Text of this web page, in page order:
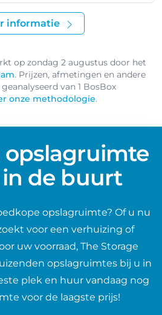
informatie
op zondag 2 augustus door het
. Prijzen, afmetingen en andere
van 1 BosBox
onze methodologie.
opslagruimte
de buurt
opslagruimte? Of u nu
voor een verhuizing of
uw voorraad, The Storage
opslagruimtes bij u in
plek en huur vandaag nog
voor de laagste prijs!